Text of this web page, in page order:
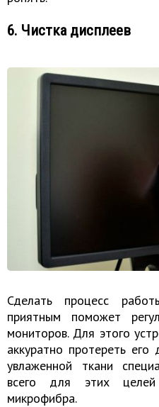
6. Чистка дисплеев
Сделать процесс
приятным поможет
мониторов. Для этого
аккуратно протереть
увлаженной ткани
всего для этих
микрофибра.